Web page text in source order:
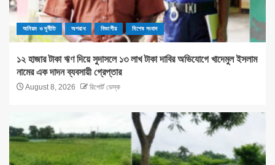
অনিয়ম ও দূর্নীতি অপরাধ বিভাগীয় বিশেষ সংবাদ
১২ হাজার টাকা ঋণ দিয়ে সুদাসলে ১৩ লাখ টাকা দাবির অভিযোগে খাদেমুল ইসলাম
নামের এক দাদন ব্যবসায়ী গ্রেপ্তার
August 8, 2026 রিপোর্ট ডেস্ক